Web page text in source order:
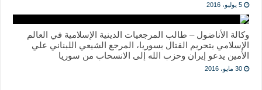
5 يوليو، 2016
وكالة الأناضول – طالب المرجعيات الدينية الإسلامية في العالم
الإسلامي بتحريم القتال بسوريا، المرجع الشيعي اللبناني علي
الأمين يدعو إيران وحزب الله إلى الانسحاب من سوريا
30 مايو، 2016